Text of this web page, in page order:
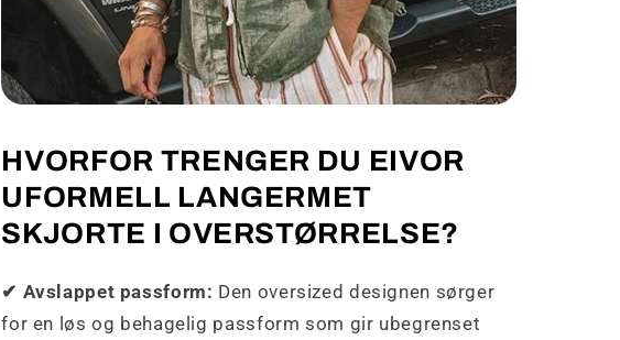
HVORFOR TRENGER DU EIVOR
UFORMELL LANGERMET
SKJORTE I OVERSTØRRELSE?
✔ Avslappet passform: Den oversized designen sørger
for en løs og behagelig passform som gir ubegrenset